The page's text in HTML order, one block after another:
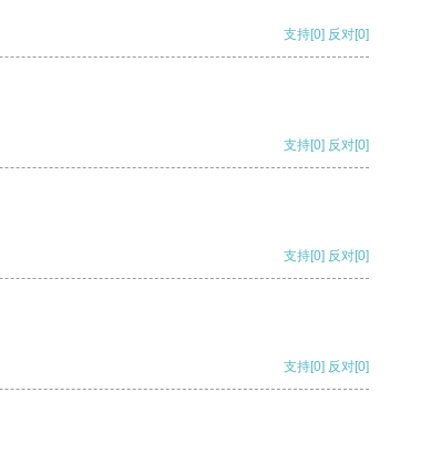
支持[0] 反对[0]
支持[0] 反对[0]
支持[0] 反对[0]
支持[0] 反对[0]